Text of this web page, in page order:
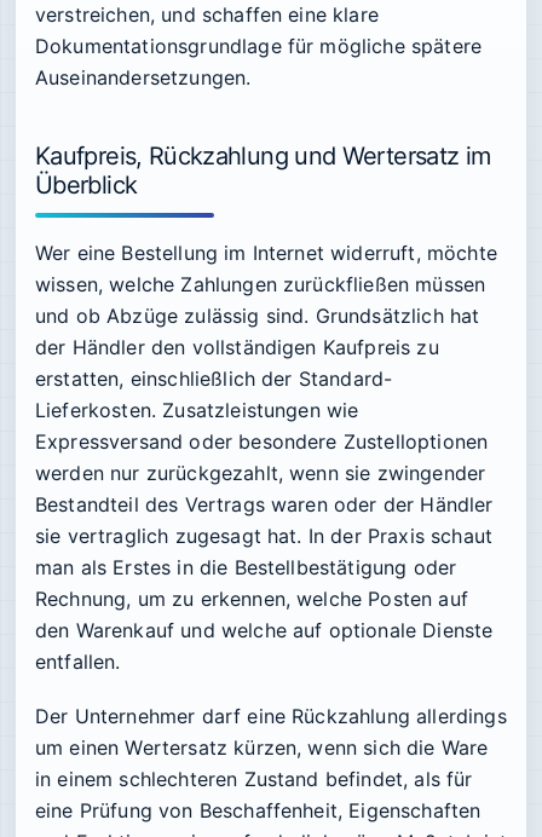
verstreichen, und schaffen eine klare
Dokumentationsgrundlage für mögliche spätere
Auseinandersetzungen.
Kaufpreis, Rückzahlung und Wertersatz im
Überblick
Wer eine Bestellung im Internet widerruft, möchte
wissen, welche Zahlungen zurückfließen müssen
und ob Abzüge zulässig sind. Grundsätzlich hat
der Händler den vollständigen Kaufpreis zu
erstatten, einschließlich der Standard-
Lieferkosten. Zusatzleistungen wie
Expressversand oder besondere Zustelloptionen
werden nur zurückgezahlt, wenn sie zwingender
Bestandteil des Vertrags waren oder der Händler
sie vertraglich zugesagt hat. In der Praxis schaut
man als Erstes in die Bestellbestätigung oder
Rechnung, um zu erkennen, welche Posten auf
den Warenkauf und welche auf optionale Dienste
entfallen.
Der Unternehmer darf eine Rückzahlung allerdings
um einen Wertersatz kürzen, wenn sich die Ware
in einem schlechteren Zustand befindet, als für
eine Prüfung von Beschaffenheit, Eigenschaften